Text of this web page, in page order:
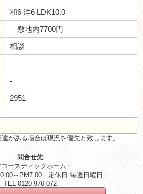
和6 洋6 LDK10.0
敷地内7700円
相談
-
2951
がある場合は現況を優先と致します。
問合せ先
コースティックホーム
～PM7:00 定休日 毎週日曜日
TEL 0120-976-072